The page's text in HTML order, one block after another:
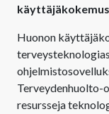
Huonon
resursseja